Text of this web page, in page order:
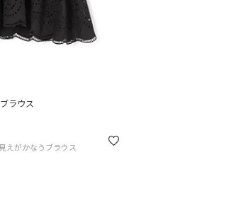
ラウス
えがかなうブラウス